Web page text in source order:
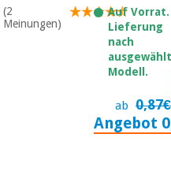
(2
Meinungen)
Auf Vorrat.
Lieferung
nach
Modell.
ab 0,87€
Angebot